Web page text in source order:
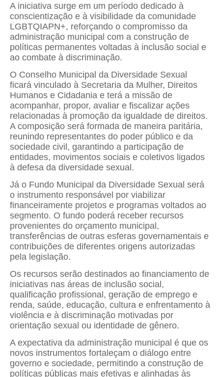
A iniciativa surge em um período dedicado à
conscientização e à visibilidade da comunidade
LGBTQIAPN+, reforçando o compromisso da
administração municipal com a construção de
políticas permanentes voltadas à inclusão social e
ao combate à discriminação.
O Conselho Municipal da Diversidade Sexual
ficará vinculado à Secretaria da Mulher, Direitos
Humanos e Cidadania e terá a missão de
acompanhar, propor, avaliar e fiscalizar ações
relacionadas à promoção da igualdade de direitos.
A composição será formada de maneira paritária,
reunindo representantes do poder público e da
sociedade civil, garantindo a participação de
entidades, movimentos sociais e coletivos ligados
à defesa da diversidade sexual.
Já o Fundo Municipal da Diversidade Sexual será
o instrumento responsável por viabilizar
financeiramente projetos e programas voltados ao
segmento. O fundo poderá receber recursos
provenientes do orçamento municipal,
transferências de outras esferas governamentais e
contribuições de diferentes origens autorizadas
pela legislação.
Os recursos serão destinados ao financiamento de
iniciativas nas áreas de inclusão social,
qualificação profissional, geração de emprego e
renda, saúde, educação, cultura e enfrentamento à
violência e à discriminação motivadas por
orientação sexual ou identidade de gênero.
A expectativa da administração municipal é que os
novos instrumentos fortaleçam o diálogo entre
governo e sociedade, permitindo a construção de
políticas públicas mais efetivas e alinhadas às